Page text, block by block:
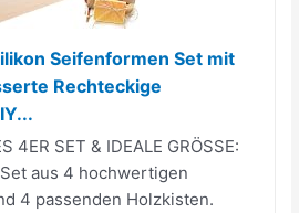
Seifenformen Set mit
Rechteckige
4ER SET & IDEALE GRÖSSE:
aus 4 hochwertigen
4 passenden Holzkisten.